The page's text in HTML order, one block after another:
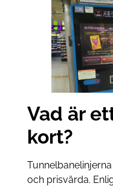
Vad är
kort?
och prisvärda.